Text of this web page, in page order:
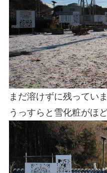
まだ溶けずに残っていま
うっすらと雪化粧がほ